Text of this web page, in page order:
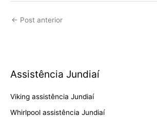
← Post anterior
Assistência Jundiaí
Viking assistência Jundiaí
Whirlpool assistência Jundiaí